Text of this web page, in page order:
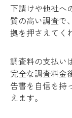
下請けや他社へ
質の高い調査で
拠を押さえてく
調査料の支払い
完全な調査料金
告書を自信を持
えます。